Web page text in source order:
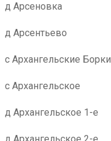
д Арсеновка
д Арсентьево
с Архангельские Борки
с Архангельское
д Архангельское 1-е